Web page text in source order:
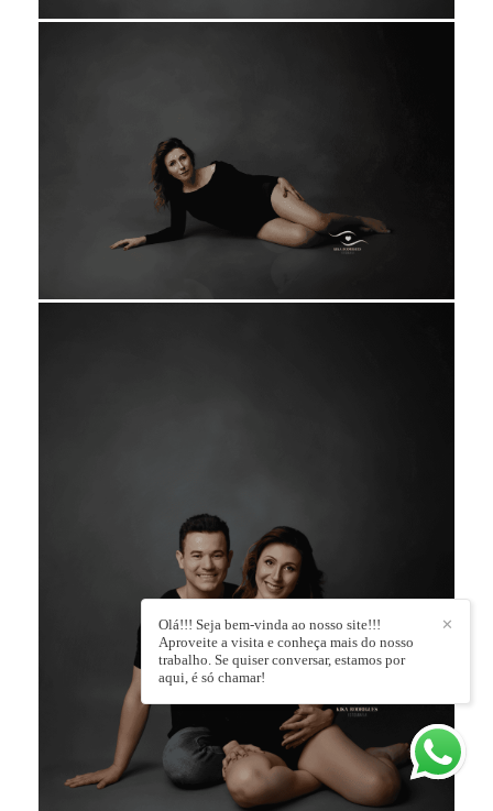
✕
Olá!!! Seja bem-vinda ao nosso site!!!
Aproveite a visita e conheça mais do nosso
trabalho. Se quiser conversar, estamos por
aqui, é só chamar!